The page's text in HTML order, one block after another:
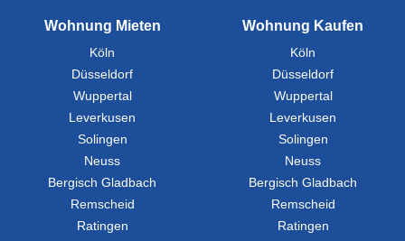
Wohnung Mieten
Köln
Düsseldorf
Wuppertal
Leverkusen
Solingen
Neuss
Bergisch Gladbach
Remscheid
Ratingen
Wohnung Kaufen
Köln
Düsseldorf
Wuppertal
Leverkusen
Solingen
Neuss
Bergisch Gladbach
Remscheid
Ratingen